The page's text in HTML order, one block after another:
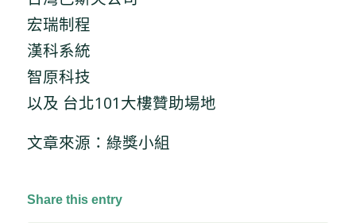
宏瑞制程
漢科系統
智原科技
以及 台北101大樓贊助場地
文章來源：綠獎小組
Share this entry